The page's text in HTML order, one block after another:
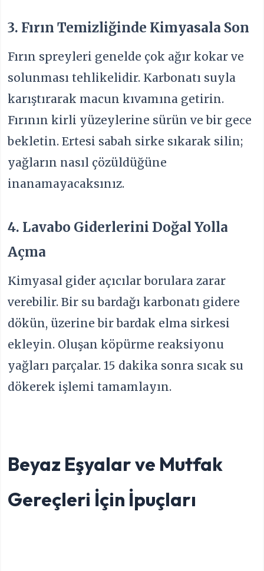
3. Fırın Temizliğinde Kimyasala Son
Fırın spreyleri genelde çok ağır kokar ve
solunması tehlikelidir. Karbonatı suyla
karıştırarak macun kıvamına getirin.
Fırının kirli yüzeylerine sürün ve bir gece
bekletin. Ertesi sabah sirke sıkarak silin;
yağların nasıl çözüldüğüne
inanamayacaksınız.
4. Lavabo Giderlerini Doğal Yolla
Açma
Kimyasal gider açıcılar borulara zarar
verebilir. Bir su bardağı karbonatı gidere
dökün, üzerine bir bardak elma sirkesi
ekleyin. Oluşan köpürme reaksiyonu
yağları parçalar. 15 dakika sonra sıcak su
dökerek işlemi tamamlayın.
Beyaz Eşyalar ve Mutfak
Gereçleri İçin İpuçları